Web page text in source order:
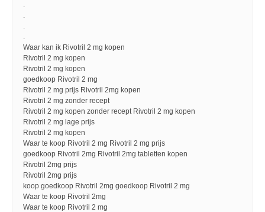
.
.
.
.
Waar kan ik Rivotril 2 mg kopen
Rivotril 2 mg kopen
Rivotril 2 mg kopen
goedkoop Rivotril 2 mg
Rivotril 2 mg prijs Rivotril 2mg kopen
Rivotril 2 mg zonder recept
Rivotril 2 mg kopen zonder recept Rivotril 2 mg kopen
Rivotril 2 mg lage prijs
Rivotril 2 mg kopen
Waar te koop Rivotril 2 mg Rivotril 2 mg prijs
goedkoop Rivotril 2mg Rivotril 2mg tabletten kopen
Rivotril 2mg prijs
Rivotril 2mg prijs
koop goedkoop Rivotril 2mg goedkoop Rivotril 2 mg
Waar te koop Rivotril 2mg
Waar te koop Rivotril 2 mg